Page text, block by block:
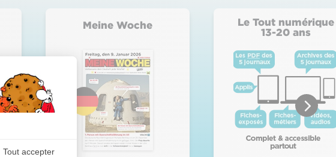
: Personnalisez vos Options
Tout accepter
Meine Woche
Le Tout numérique
13-20 ans